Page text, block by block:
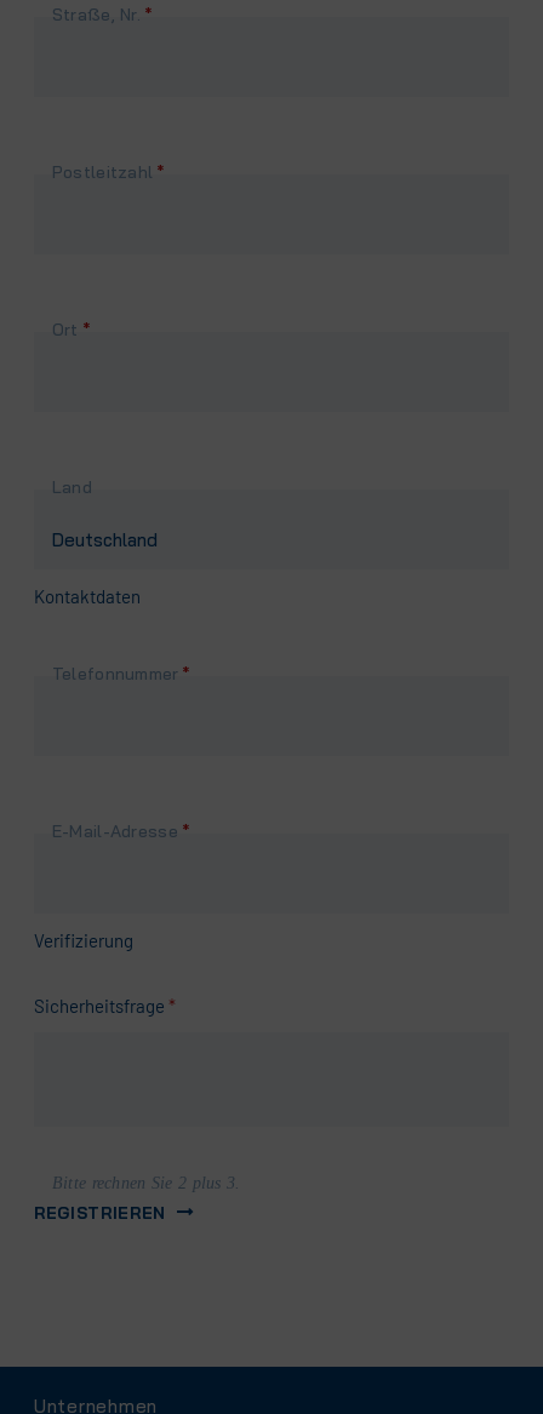
Pflichtfeld
Straße, Nr. *
Pflichtfeld
Postleitzahl *
Pflichtfeld
Ort *
Land
Kontaktdaten
Pflichtfeld
Telefonnummer *
Pflichtfeld
E-Mail-Adresse *
Verifizierung
Pflichtfeld
Sicherheitsfrage *
Bitte rechnen Sie 2 plus 3.
REGISTRIEREN
Navigation
Unternehmen